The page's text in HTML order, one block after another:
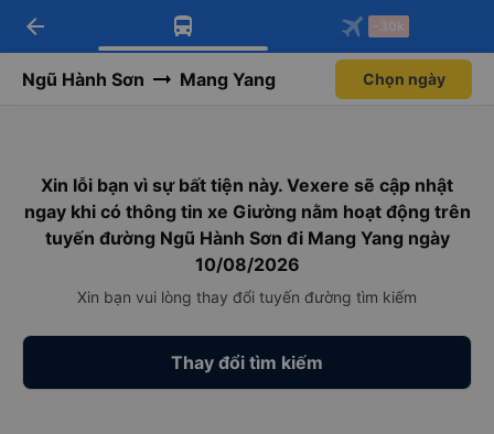
Tải app Vexere ngay!
Nhận ưu đãi thành viên độc
Mở app
Tải app Vexere
-30k/ghế khi đặt vé máy bay qua
Mở app
arrow_back -30k
Ngũ Hành Sơn Mang Yang Chọn ngày
Xin lỗi bạn vì sự bất tiện này. Vexere sẽ cập nhật
ngay khi có thông tin xe Giường nằm hoạt động trên
tuyến đường Ngũ Hành Sơn đi Mang Yang ngày
10/08/2026
Xin bạn vui lòng thay đổi tuyến đường tìm kiếm
Thay đổi tìm kiếm